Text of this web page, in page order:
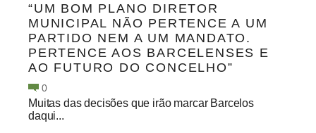
“UM BOM PLANO DIRETOR
MUNICIPAL NÃO PERTENCE A UM
PARTIDO NEM A UM MANDATO.
PERTENCE AOS BARCELENSES E
AO FUTURO DO CONCELHO”
0
Muitas das decisões que irão marcar Barcelos
daqui...